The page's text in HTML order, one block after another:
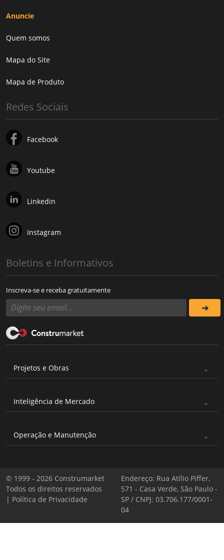
Anuncie
Quem somos
Mapa do Site
Mapa de Produto
Redes Sociais
Facebook
Youtube
Linkedin
Instagram
Boletins e Informativos
Inscreva-se e receba gratuitamente
Projetos e Obras
Inteligência de Mercado
Operação e Manutenção
© 1999 - 2026 Construmarket
Todos os direitos reservados
| Política de Privacidade
Endereço: Rua Atílio Piffer,
571 - Casa Verde, São Paulo -
SP / CNPJ: 03.706.177/0001-
04